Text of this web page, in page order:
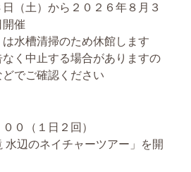
（土）から２０２６年８月３
開催
水槽清掃のため休館します
く中止する場合がありますの
でご確認ください
０（１日２回）
辺のネイチャーツアー」を開